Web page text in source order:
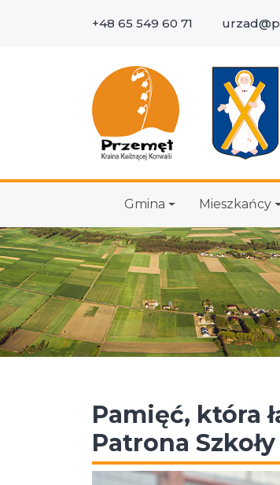
+48 65 549 60 71
Gmina Mieszkańcy
Pamięć, która
Patrona